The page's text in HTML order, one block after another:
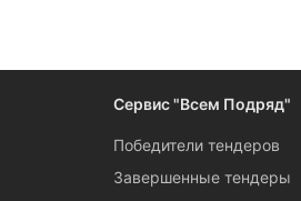
Сервис "Всем Подряд"
Победители тендеров
Завершенные тендеры